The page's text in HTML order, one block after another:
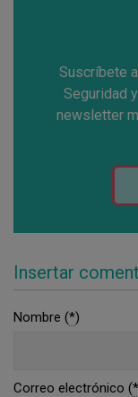
Suscríbete
Seguridad
newsletter
Insertar
Nombre (*)
Correo electrónico (*